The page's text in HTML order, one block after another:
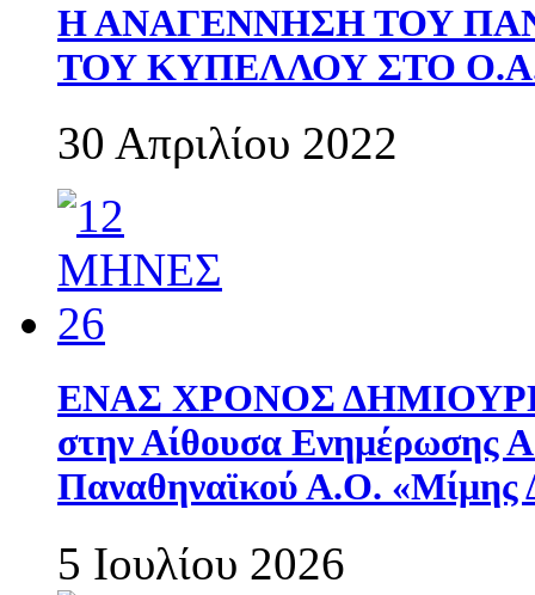
Η ΑΝΑΓΕΝΝΗΣΗ ΤΟΥ
ΤΟΥ ΚΥΠΕΛΛΟΥ ΣΤΟ
30 Απριλίου 2022
ΕΝΑΣ ΧΡΟΝΟΣ
στην Αίθουσα Ενημέρωσης
Παναθηναϊκού Α.Ο. «Μίμης
5 Ιουλίου 2026